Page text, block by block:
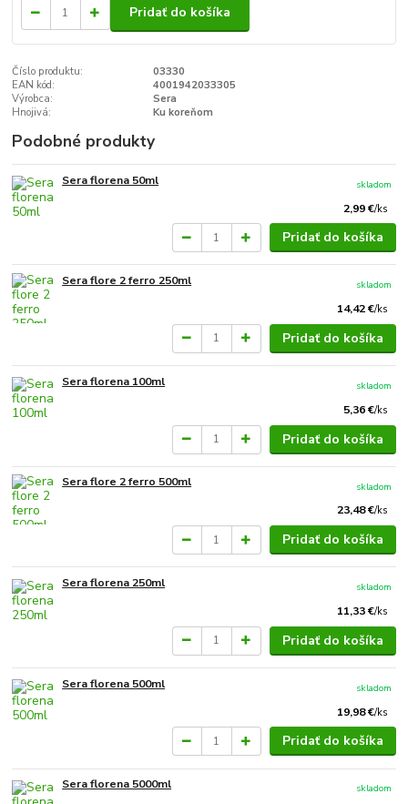
Pridať do košíka
Číslo produktu:
03330
EAN kód:
4001942033305
Výrobca:
Sera
Hnojivá:
Ku koreňom
Podobné produkty
Sera florena 50ml
2,99 €/ks
skladom
Pridať do košíka
Sera flore 2 ferro 250ml
14,42 €/ks
skladom
Pridať do košíka
Sera florena 100ml
5,36 €/ks
skladom
Pridať do košíka
Sera flore 2 ferro 500ml
23,48 €/ks
skladom
Pridať do košíka
Sera florena 250ml
11,33 €/ks
skladom
Pridať do košíka
Sera florena 500ml
19,98 €/ks
skladom
Pridať do košíka
Sera florena 5000ml
skladom